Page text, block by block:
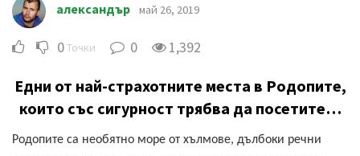
александър май 26, 2019
0Точки 0 1,392
Едни от най-страхотните места в Родопите,
които със сигурност трябва да посетите…
Родопите са необятно море от хълмове, дълбоки речни